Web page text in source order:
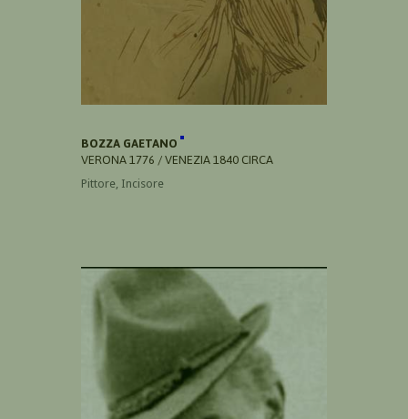
BOZZA GAETANO
VERONA 1776 / VENEZIA 1840 CIRCA
Pittore, Incisore